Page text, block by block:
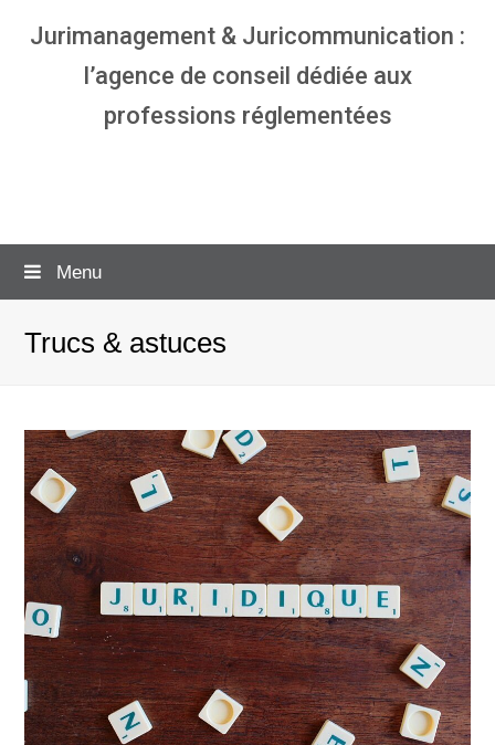
Jurimanagement & Juricommunication :
l’agence de conseil dédiée aux
professions réglementées
Menu
Trucs & astuces